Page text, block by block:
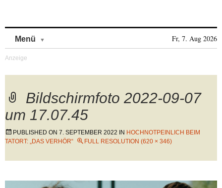
Menü Fr, 7. Aug 2026
Bildschirmfoto 2022-09-07
um 17.07.45
PUBLISHED ON 7. SEPTEMBER 2022 IN HOCHNOTPEINLICH BEIM
TATORT: „DAS VERHÖR“
FULL RESOLUTION (620 × 346)